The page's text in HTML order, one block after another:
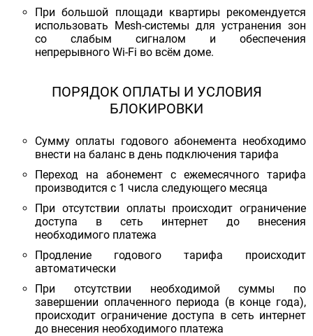
При большой площади квартиры рекомендуется
использовать Mesh-системы для устранения зон
со слабым сигналом и обеспечения
непрерывного Wi-Fi во всём доме.
ПОРЯДОК ОПЛАТЫ И УСЛОВИЯ
БЛОКИРОВКИ
Сумму оплаты годового абонемента необходимо
внести на баланс в день подключения тарифа
Переход на абонемент с ежемесячного тарифа
производится с 1 числа следующего месяца
При отсутствии оплаты происходит ограничение
доступа в сеть интернет до внесения
необходимого платежа
Продление годового тарифа происходит
автоматически
При отсутствии необходимой суммы по
завершении оплаченного периода (в конце года),
происходит ограничение доступа в сеть интернет
до внесения необходимого платежа